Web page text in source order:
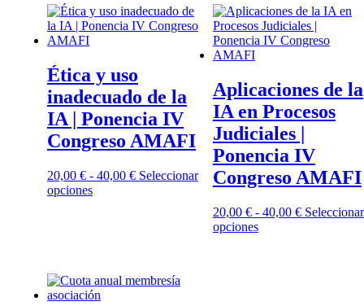
Ética y uso
inadecuado de la
IA | Ponencia IV
Congreso AMAFI
20,00 € - 40,00 € Seleccionar
opciones
Aplicaciones de la
IA en Procesos
Judiciales |
Ponencia IV
Congreso AMAFI
20,00 € - 40,00 € Seleccionar
opciones